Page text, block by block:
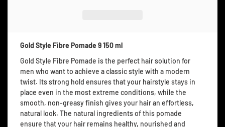
Gold Style Fibre Pomade 9 150 ml
Gold Style Fibre Pomade is the perfect hair solution for
men who want to achieve a classic style with a modern
twist. Its strong hold ensures that your hairstyle stays in
place even in the most extreme conditions, while the
smooth, non-greasy finish gives your hair an effortless,
natural look. The natural ingredients of this pomade
ensure that your hair remains healthy, nourished and